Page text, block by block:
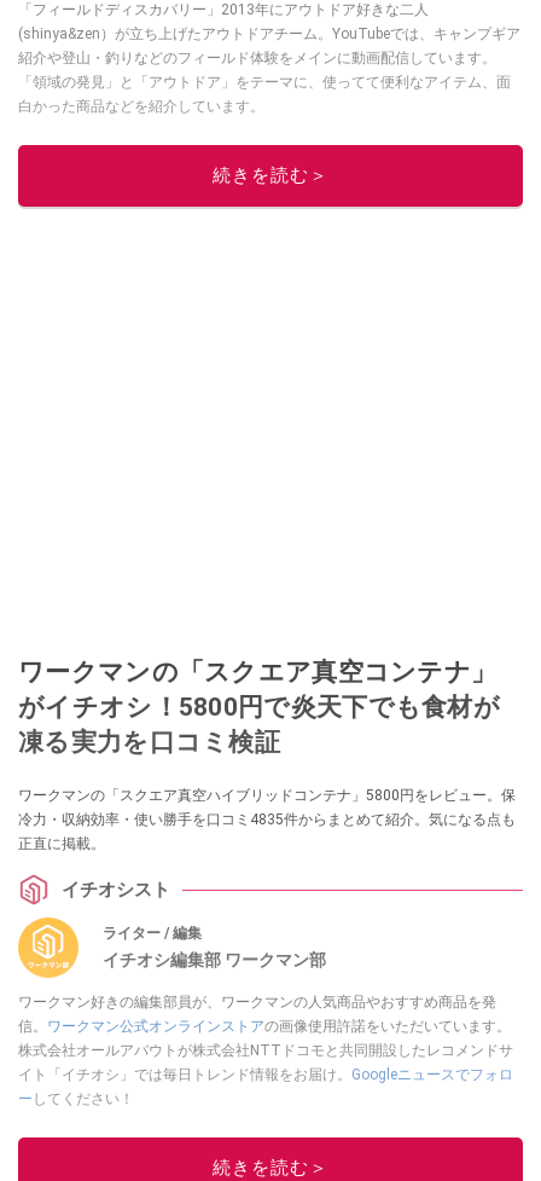
「フィールドディスカバリー」2013年にアウトドア好きな二人
(shinya&zen）が立ち上げたアウトドアチーム。YouTubeでは、キャンプギア
紹介や登山・釣りなどのフィールド体験をメインに動画配信しています。
「領域の発見」と「アウトドア」をテーマに、使ってて便利なアイテム、面
白かった商品などを紹介しています。
・Instagramは
続きを読む＞
ワークマンの「スクエア真空コンテナ」
がイチオシ！5800円で炎天下でも食材が
凍る実力を口コミ検証
ワークマンの「スクエア真空ハイブリッドコンテナ」5800円をレビュー。保
冷力・収納効率・使い勝手を口コミ4835件からまとめて紹介。気になる点も
正直に掲載。
イチオシスト
ライター / 編集
イチオシ編集部 ワークマン部
ワークマン好きの編集部員が、ワークマンの人気商品やおすすめ商品を発
信。 ワークマン公式オンラインストアの画像使用許諾をいただいています。
株式会社オールアバウトが株式会社NTTドコモと共同開設したレコメンドサ
イト「イチオシ」では毎日トレンド情報をお届け。 Googleニュースでフォロ
ー してください！
このイチオシストの他の記事を読む
続きを読む＞